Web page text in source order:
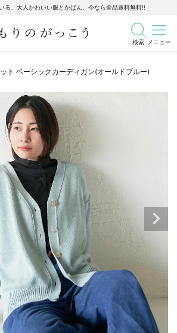
る、大人かわいい服とかばん。今なら全品送料無料!!
検索 メニュー
記事を検索
ト ベーシックカーディガン(オールドブルー)